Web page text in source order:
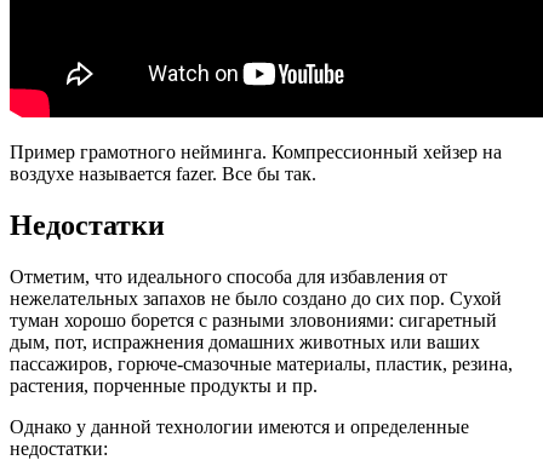
Пример грамотного нейминга. Компрессионный хейзер на
воздухе называется fazer. Все бы так.
Недостатки
Отметим, что идеального способа для избавления от
нежелательных запахов не было создано до сих пор. Сухой
туман хорошо борется с разными зловониями: сигаретный
дым, пот, испражнения домашних животных или ваших
пассажиров, горюче-смазочные материалы, пластик, резина,
растения, порченные продукты и пр.
Однако у данной технологии имеются и определенные
недостатки: